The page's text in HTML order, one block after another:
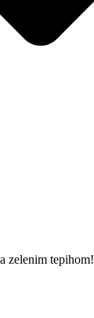
zelenim tepihom!